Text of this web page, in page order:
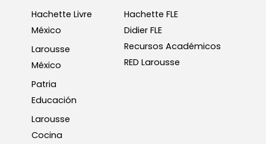
Hachette Livre
México
Larousse
México
Patria
Educación
Larousse
Cocina
Hachette FLE
Didier FLE
Recursos Académicos
RED Larousse